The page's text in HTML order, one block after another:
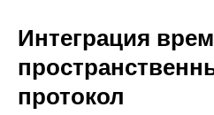
Интеграция
протокол